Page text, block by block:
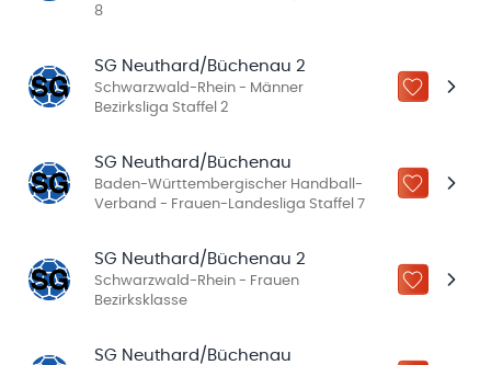
8
SG Neuthard/Büchenau 2
Schwarzwald-Rhein - Männer
Bezirksliga Staffel 2
ZU „MEINE
SG Neuthard/Büchenau
Baden-Württembergischer Handball-
Verband - Frauen-Landesliga Staffel 7
ZU „MEINE
SG Neuthard/Büchenau 2
Schwarzwald-Rhein - Frauen
Bezirksklasse
ZU „MEINE
SG Neuthard/Büchenau